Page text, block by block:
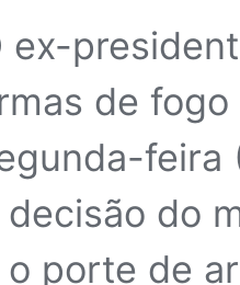
ex-
de
feira
do
porte de